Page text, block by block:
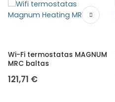
Wi-Fi termostatas MAGNUM
MRC baltas
121,71 €